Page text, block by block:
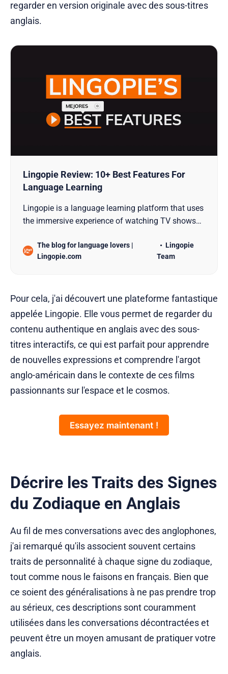
regarder en version originale avec des sous-titres
anglais.
Lingopie Review: 10+ Best Features For
Language Learning
Lingopie is a language learning platform that uses
the immersive experience of watching TV shows
languages.
The blog for language lovers |
Lingopie.com
Lingopie
Team
Pour cela, j'ai découvert une plateforme fantastique
appelée Lingopie. Elle vous permet de regarder du
contenu authentique en anglais avec des sous-
titres interactifs, ce qui est parfait pour apprendre
de nouvelles expressions et comprendre l'argot
anglo-américain dans le contexte de ces films
passionnants sur l'espace et le cosmos.
Essayez maintenant !
Décrire les Traits des Signes
du Zodiaque en Anglais
Au fil de mes conversations avec des anglophones,
j'ai remarqué qu'ils associent souvent certains
traits de personnalité à chaque signe du zodiaque,
tout comme nous le faisons en français. Bien que
ce soient des généralisations à ne pas prendre trop
au sérieux, ces descriptions sont couramment
utilisées dans les conversations décontractées et
peuvent être un moyen amusant de pratiquer votre
anglais.